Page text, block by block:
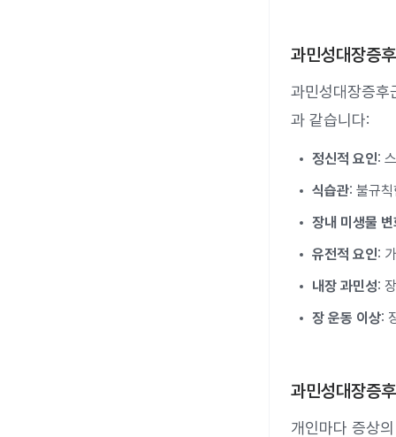
과민성대장증
과민성대장증후
과 같습니다:
정신적 요인:
식습관: 불규
장내 미생물
유전적 요인:
내장 과민성:
장 운동 이상:
과민성대장증
개인마다 증상